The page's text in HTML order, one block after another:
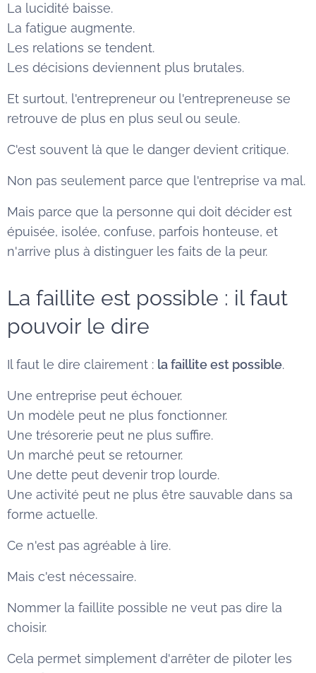
La lucidité baisse.
La fatigue augmente.
Les relations se tendent.
Les décisions deviennent plus brutales.
Et surtout, l'entrepreneur ou l'entrepreneuse se
retrouve de plus en plus seul ou seule.
C'est souvent là que le danger devient critique.
Non pas seulement parce que l'entreprise va mal.
Mais parce que la personne qui doit décider est
épuisée, isolée, confuse, parfois honteuse, et
n'arrive plus à distinguer les faits de la peur.
La faillite est possible : il faut
pouvoir le dire
Il faut le dire clairement : la faillite est possible.
Une entreprise peut échouer.
Un modèle peut ne plus fonctionner.
Une trésorerie peut ne plus suffire.
Un marché peut se retourner.
Une dette peut devenir trop lourde.
Une activité peut ne plus être sauvable dans sa
forme actuelle.
Ce n'est pas agréable à lire.
Mais c'est nécessaire.
Nommer la faillite possible ne veut pas dire la
choisir.
Cela permet simplement d'arrêter de piloter les